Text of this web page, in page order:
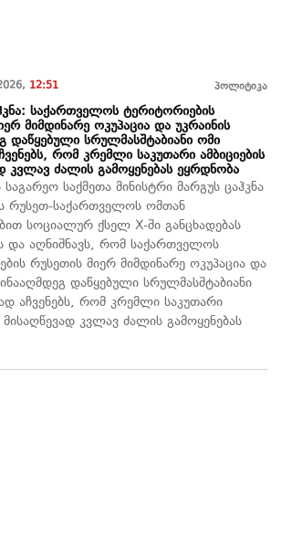
12:51 პოლიტიკა
საქართველოს ტერიტორიების
მიმდინარე ოკუპაცია და უკრაინის
დაწყებული სრულმასშტაბიანი ომი
რომ კრემლი საკუთარი ამბიციების
კვლავ ძალის გამოყენებას ეყრდნობა
საქმეთა მინისტრი მარგუს ცაჰკნა
რუსეთ-საქართველოს ომთან
სოციალურ ქსელ X-ში განცხადებას
და აღნიშნავს, რომ საქართველოს
რუსეთის მიერ მიმდინარე ოკუპაცია და
დაწყებული სრულმასშტაბიანი
აჩვენებს, რომ კრემლი საკუთარი
მისაღწევად კვლავ ძალის გამოყენებას